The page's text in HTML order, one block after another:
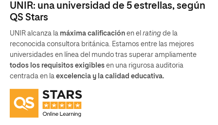
UNIR: una universidad de 5 estrellas, según
QS Stars
UNIR alcanza la máxima calificación en el rating de la
reconocida consultora británica. Estamos entre las mejores
universidades en línea del mundo tras superar ampliamente
todos los requisitos exigibles en una rigurosa auditoria
centrada en la excelencia y la calidad educativa.